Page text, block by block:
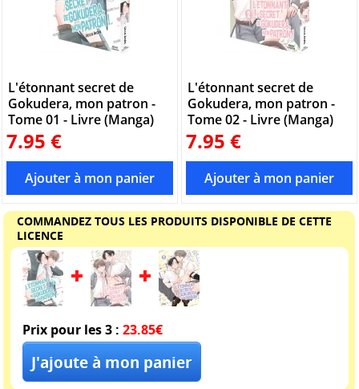
L'étonnant secret de
Gokudera, mon patron -
Tome 01 - Livre (Manga)
7.95 €
L'étonnant secret de
Gokudera, mon patron -
Tome 02 - Livre (Manga)
7.95 €
COMMANDEZ TOUS LES PRODUITS DISPONIBLE DE CETTE
LICENCE
Prix pour les 3 : 23.85€